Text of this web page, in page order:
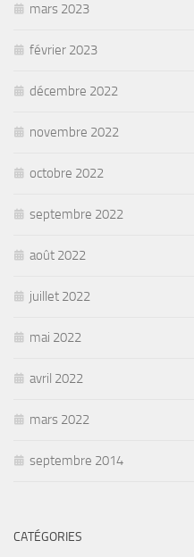
mars 2023
février 2023
décembre 2022
novembre 2022
octobre 2022
septembre 2022
août 2022
juillet 2022
mai 2022
avril 2022
mars 2022
septembre 2014
CATÉGORIES